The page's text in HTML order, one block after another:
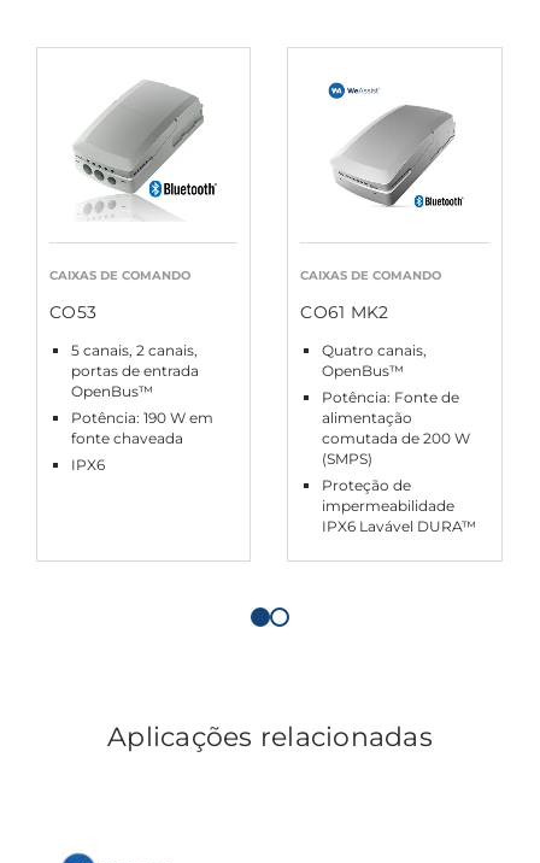
CAIXAS DE COMANDO
CO53
5 canais, 2 canais,
portas de entrada
OpenBus™
Potência: 190 W em
fonte chaveada
IPX6
CAIXAS DE COMANDO
CO61 MK2
Quatro canais,
OpenBus™
Potência: Fonte de
alimentação
comutada de 200 W
(SMPS)
Proteção de
impermeabilidade
IPX6 Lavável DURA™
Aplicações relacionadas